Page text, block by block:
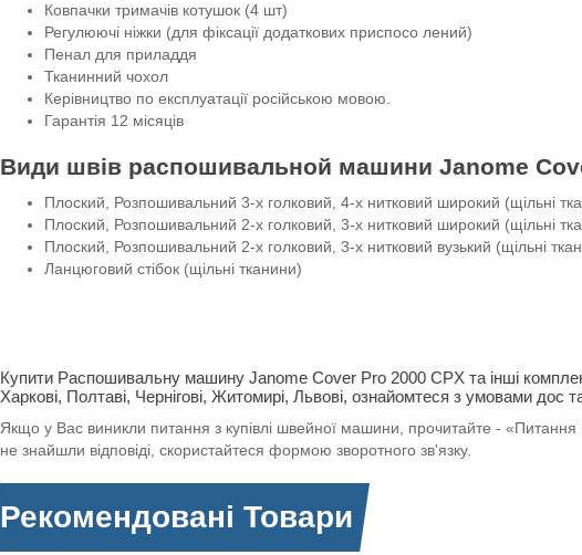
Ковпачки тримачів котушок (4 шт)
Регулюючі ніжки (для фіксації додаткових приспосо лений)
Пенал для приладдя
Тканинний чохол
Керівництво по експлуатації російською мовою.
Гарантія 12 місяців
Види швів распошивальной машини Janome
Плоский, Розпошивальний 3-х голковий, 4-х нитковий широкий (щільні
Плоский, Розпошивальний 2-х голковий, 3-х нитковий широкий (щільні
Плоский, Розпошивальний 2-х голковий, 3-х нитковий вузький (щільні
Ланцюговий стібок (щільні тканини)
Купити Распошивальну машину Janome Cover Pro 2000 CPX та інші
Харкові, Полтаві, Чернігові, Житомирі, Львові, ознайомтеся з умовами дос
Якщо у Вас виникли питання з купівлі швейної машини, прочитайте - «Питання
не знайшли відповіді, скористайтеся формою зворотного зв'язку.
Рекомендовані Товари